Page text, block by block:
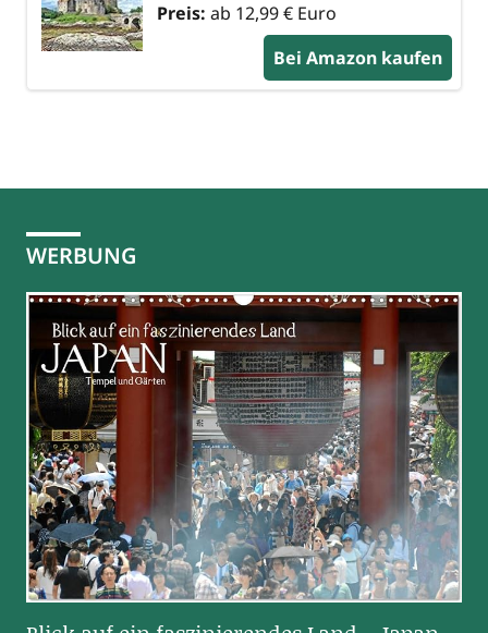
Preis: ab 12,99 € Euro
Bei Amazon kaufen
WERBUNG